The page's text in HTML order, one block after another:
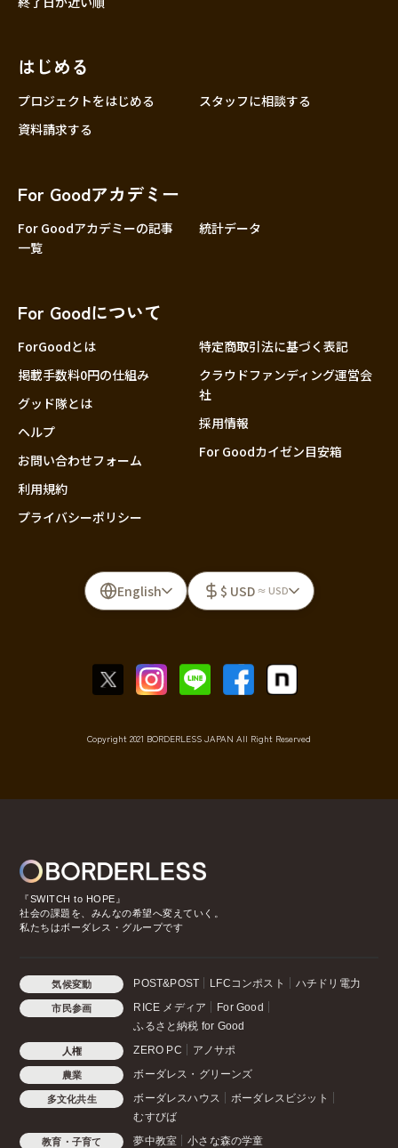
はじめる
プロジェクトをはじめる
スタッフに相談する
資料請求する
For Goodアカデミー
For Goodアカデミーの記事
一覧
統計データ
For Goodについて
ForGoodとは
掲載手数料0円の仕組み
グッド隊とは
ヘルプ
お問い合わせフォーム
利用規約
プライバシーポリシー
特定商取引法に基づく表記
クラウドファンディング運営会
社
採用情報
For Goodカイゼン目安箱
English $ USD ≈ USD
Copyright 2021 BORDERLESS JAPAN All Right Reserved
『SWITCH to HOPE』
社会の課題を、みんなの希望へ変えていく。
私たちはボーダレス・グループです
気候変動 POST&POST LFCコンポスト ハチドリ電力
市民参画 RICE メディア
For Good
ふるさと納税 for Good
人権 ZERO PC アノサポ
農業 ボーダレス・グリーンズ
多文化共生 ボーダレスハウス
ボーダレスビジット
むすびば
教育・子育て 夢中教室 小さな森の学童